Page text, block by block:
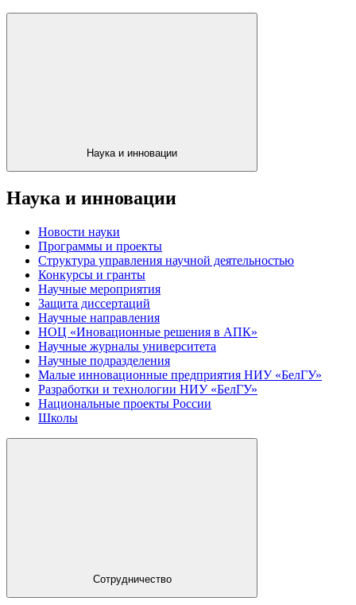
Наука и инновации
Наука и инновации
Новости науки
Программы и проекты
Структура управления научной деятельностью
Конкурсы и гранты
Научные мероприятия
Защита диссертаций
Научные направления
НОЦ «Иновационные решения в АПК»
Научные журналы университета
Научные подразделения
Малые инновационные предприятия НИУ «БелГУ»
Разработки и технологии НИУ «БелГУ»
Национальные проекты России
Школы
Сотрудничество